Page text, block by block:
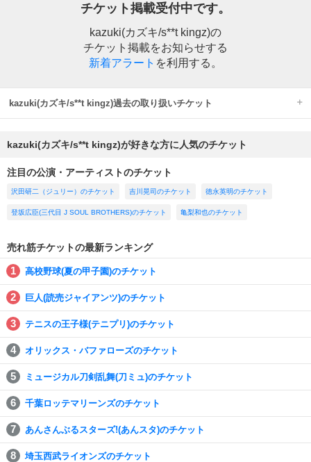
チケット掲載受付中です。
kazuki(カズキ/s**t kingz)の
チケット掲載をお知らせする
新着アラート を利用する。
kazuki(カズキ/s**t kingz)過去の取り扱いチケット
kazuki(カズキ/s**t kingz)が好きな方に人気のチケット
注目の公演・アーティストのチケット
沢田研二（ジュリー）のチケット 吉川晃司のチケット 徳永英明のチケット
登坂広臣(三代目 J SOUL BROTHERS)のチケット 亀梨和也のチケット
売れ筋チケットの最新ランキング
高校野球(夏の甲子園)のチケット
巨人(読売ジャイアンツ)のチケット
テニスの王子様(テニプリ)のチケット
オリックス・バファローズのチケット
ミュージカル刀剣乱舞(刀ミュ)のチケット
千葉ロッテマリーンズのチケット
あんさんぶるスターズ!(あんスタ)のチケット
埼玉西武ライオンズのチケット